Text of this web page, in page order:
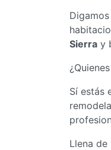
Sierra y
Sí estás
Llena